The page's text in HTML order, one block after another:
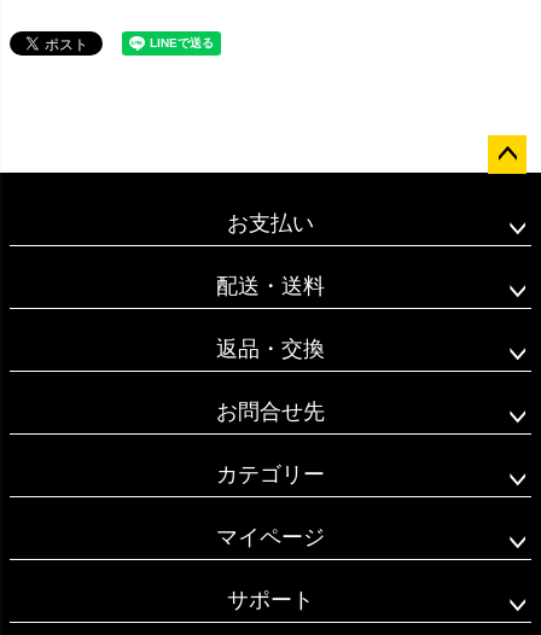
ップ
お支払い
配送・送料
返品・交換
お問合せ先
カテゴリー
マイページ
サポート